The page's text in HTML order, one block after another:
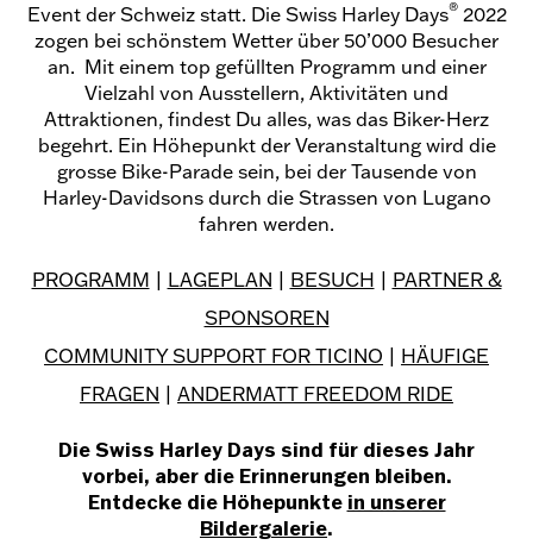
Event der Schweiz statt. Die Swiss Harley Days®2022
zogen bei schönstem Wetter über 50’000 Besucher
an. Mit einem top gefüllten Programm und einer
Vielzahl von Ausstellern, Aktivitäten und
Attraktionen, findest Du alles, was das Biker-Herz
begehrt. Ein Höhepunkt der Veranstaltung wird die
grosse Bike-Parade sein, bei der Tausende von
Harley-Davidsons durch die Strassen von Lugano
fahren werden.
PROGRAMM | LAGEPLAN | BESUCH | PARTNER &
SPONSOREN
COMMUNITY SUPPORT FOR TICINO | HÄUFIGE
FRAGEN | ANDERMATT FREEDOM RIDE
Die Swiss Harley Days sind für dieses Jahr
vorbei, aber die Erinnerungen bleiben.
Entdecke die Höhepunkte in unserer
Bildergalerie.